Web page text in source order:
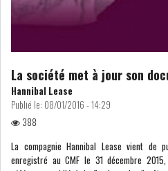
La société met à jour son
Hannibal Lease
Publié le: 08/01/2016 - 14:29
388
La compagnie Hannibal Lease vient de
enregistré au CMF le 31 décembre